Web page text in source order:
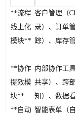
**流程
线上化
模块**
客户管理（
录）、订单
踪）、库存
**协作
提效模
块**
内部协作工
共享）、跨
知）、数据
**自动 智能表单（